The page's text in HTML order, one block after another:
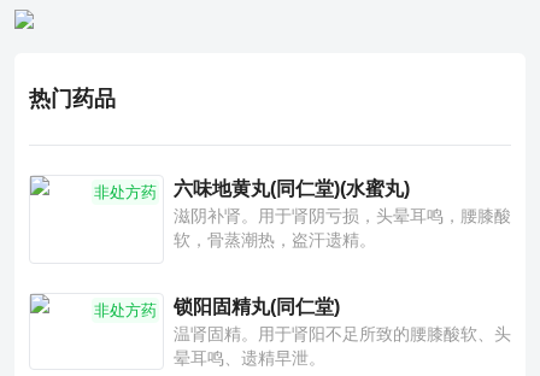
热门药品
非处方药 六味地黄丸(同仁堂)(水蜜丸)
滋阴补肾。用于肾阴亏损，头晕耳鸣，腰膝酸
软，骨蒸潮热，盗汗遗精。
非处方药 锁阳固精丸(同仁堂)
温肾固精。用于肾阳不足所致的腰膝酸软、头
晕耳鸣、遗精早泄。